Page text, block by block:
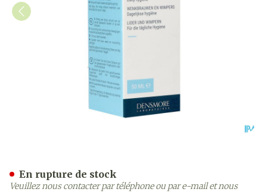
En rupture de stock
Veuillez nous contacter par téléphone ou par e-mail et nous